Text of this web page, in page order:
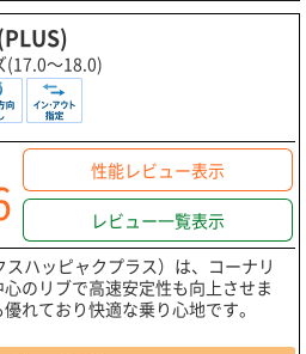
(17.0～18.0)
性能レビュー表示
レビュー一覧表示
ハッピャクプラス）は、コーナリ
のリブで高速安定性も向上させま
れており快適な乗り心地です。